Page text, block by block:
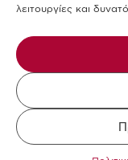
λειτουργίες και
Design